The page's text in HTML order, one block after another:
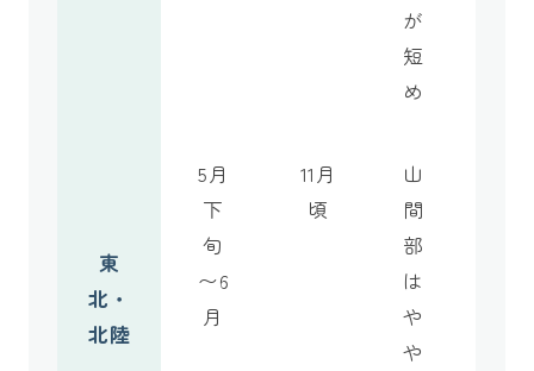
が
短
め
東
北・
北陸
5月
下
旬
〜6
月
11月
頃
山
間
部
は
や
や